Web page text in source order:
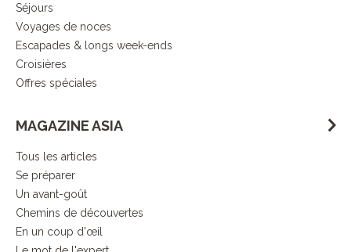
Séjours
Voyages de noces
Escapades & longs week-ends
Croisières
Offres spéciales
MAGAZINE ASIA
Tous les articles
Se préparer
Un avant-goût
Chemins de découvertes
En un coup d'œil